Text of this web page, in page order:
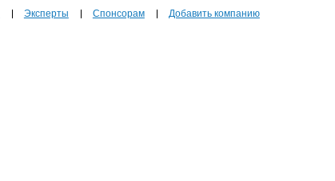
Эксперты Спонсорам Добавить компанию